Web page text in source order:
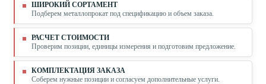
ШИРОКИЙ СОРТАМЕНТ
Подберем металлопрокат под спецификацию и объем заказа.
РАСЧЕТ СТОИМОСТИ
Проверим позиции, единицы измерения и подготовим предложение.
КОМПЛЕКТАЦИЯ ЗАКАЗА
Соберем нужные позиции и согласуем дополнительные услуги.